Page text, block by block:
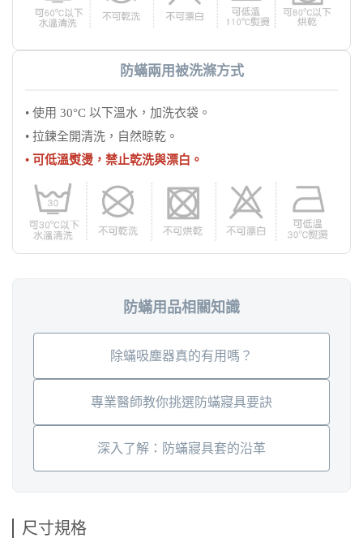
防蟎兩用被洗滌方式
• 使用 30°C 以下溫水，加洗衣袋。
• 拉鍊全開清洗，自然晾乾。
• 可低溫熨燙，禁止乾洗與漂白。
防蟎用品相關知識
除蟎吸塵器真的有用嗎？
專業醫師教你挑選防蟎寢具要訣
深入了解：防蟎寢具套的沿革
尺寸規格